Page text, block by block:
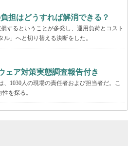
担はどうすれば解消できる？
するということが多発し、運用負荷とコスト
」へと切り替える決断をした。
ェア対策実態調査報告付き
1030人の現場の責任者および担当者だ。こ
を探る。